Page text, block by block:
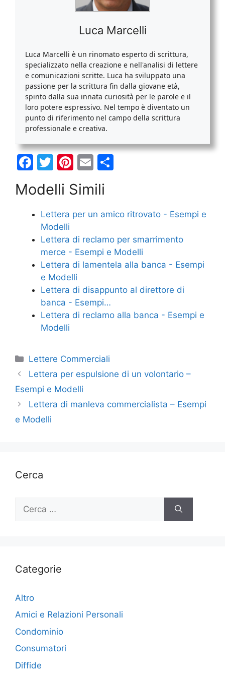
Luca Marcelli
Luca Marcelli è un rinomato esperto di scrittura,
specializzato nella creazione e nell'analisi di lettere
e comunicazioni scritte. Luca ha sviluppato una
passione per la scrittura fin dalla giovane età,
spinto dalla sua innata curiosità per le parole e il
loro potere espressivo. Nel tempo è diventato un
punto di riferimento nel campo della scrittura
professionale e creativa.
F
c
e
b
o
o
k
T
itt
er
Pi
er
e
E
ai
l
di
di
Modelli Simili
Lettera per un amico ritrovato - Esempi e
Modelli
Lettera di reclamo per smarrimento
merce - Esempi e Modelli
Lettera di lamentela alla banca - Esempi
e Modelli
Lettera di disappunto al direttore di
banca - Esempi…
Lettera di reclamo alla banca - Esempi e
Modelli
Categorie
Lettere Commerciali
Lettera per espulsione di un volontario –
Esempi e Modelli
Lettera di manleva commercialista – Esempi
e Modelli
Cerca
per:
Categorie
Altro
Amici e Relazioni Personali
Condominio
Consumatori
Diffide